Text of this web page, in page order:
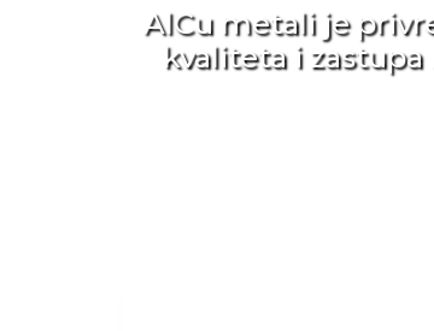
AlCu metali je
kvaliteta i